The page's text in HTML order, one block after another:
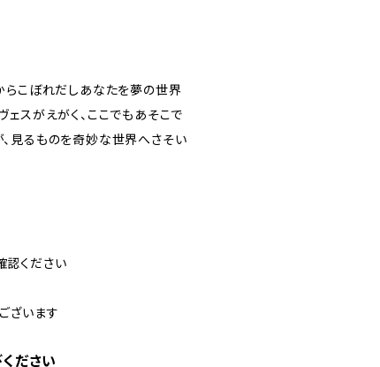
らこぼれだしあなたを夢の世界
スがえがく、ここでもあそこで
、見るものを奇妙な世界へさそい
認ください
ざいます
ださい